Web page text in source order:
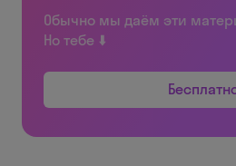
Обычно мы даём эти
Но тебе ⬇️